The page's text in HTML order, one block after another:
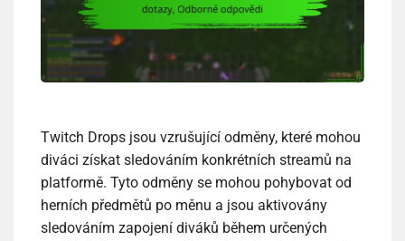
Twitch Drops jsou vzrušující odměny, které mohou
diváci získat sledováním konkrétních streamů na
platformě. Tyto odměny se mohou pohybovat od
herních předmětů po měnu a jsou aktivovány
sledováním zapojení diváků během určených